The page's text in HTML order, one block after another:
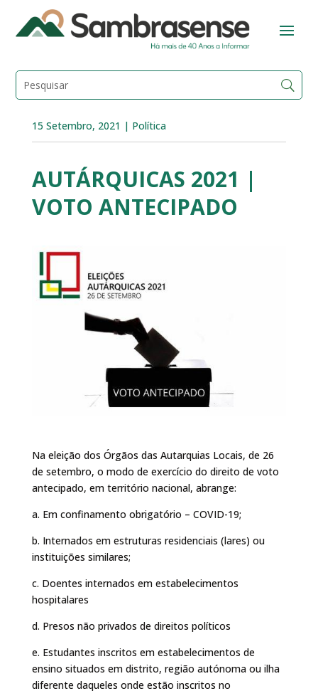
15 Setembro, 2021 | Política
AUTÁRQUICAS 2021 |
VOTO ANTECIPADO
Na eleição dos Órgãos das Autarquias Locais, de 26
de setembro, o modo de exercício do direito de voto
antecipado, em território nacional, abrange:
a. Em confinamento obrigatório – COVID-19;
b. Internados em estruturas residenciais (lares) ou
instituições similares;
c. Doentes internados em estabelecimentos
hospitalares
d. Presos não privados de direitos políticos
e. Estudantes inscritos em estabelecimentos de
ensino situados em distrito, região autónoma ou ilha
diferente daqueles onde estão inscritos no